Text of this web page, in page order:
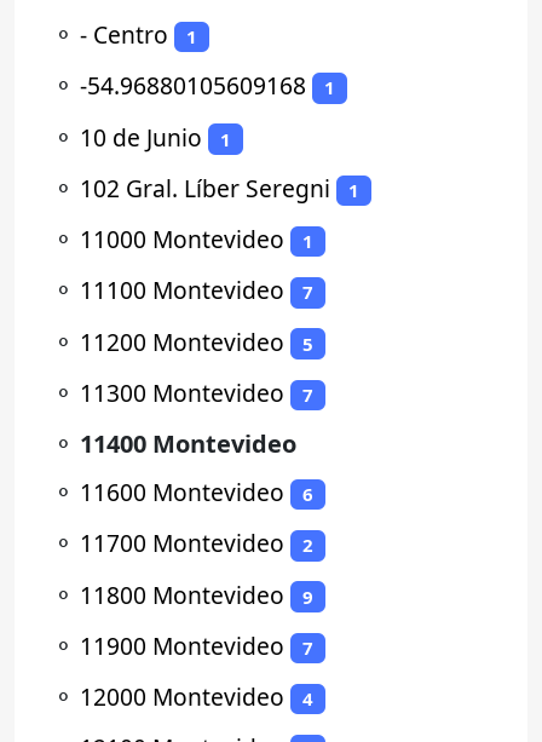
⚬ - Centro 1
⚬ -54.96880105609168 1
⚬ 10 de Junio 1
⚬ 102 Gral. Líber Seregni 1
⚬ 11000 Montevideo 1
⚬ 11100 Montevideo 7
⚬ 11200 Montevideo 5
⚬ 11300 Montevideo 7
⚬ 11400 Montevideo
⚬ 11600 Montevideo 6
⚬ 11700 Montevideo 2
⚬ 11800 Montevideo 9
⚬ 11900 Montevideo 7
⚬ 12000 Montevideo 4